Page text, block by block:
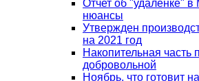
Отчет об "удаленке" в
нюансы
Утвержден
на 2021 год
Накопительная часть
добровольной
Ноябрь, что готовит